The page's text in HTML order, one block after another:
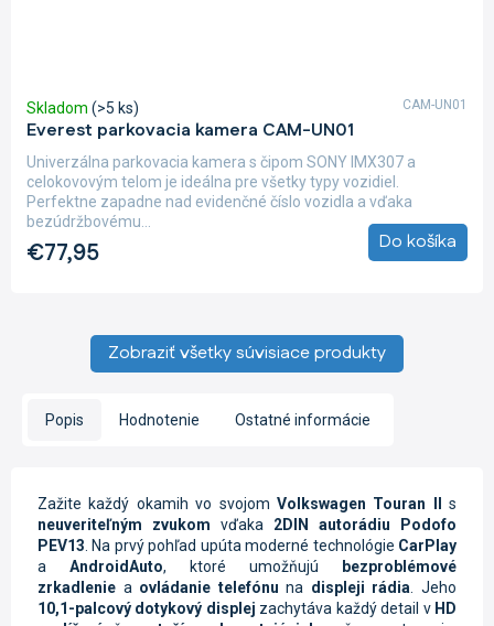
Everest parkovacia kamera CAM-UN01
Skladom (>5 ks)
€77,95 Do košíka
Univerzálna parkovacia kamera s čipom SONY IMX307 a
celokovovým telom je ideálna pre všetky typy vozidiel.
Perfektne zapadne nad evidenčné číslo vozidla a vďaka
bezúdržbovému...
CAM-UN01
Zobraziť všetky súvisiace produkty
Popis Hodnotenie Ostatné informácie
Zažite každý okamih vo svojom Volkswagen Touran II
s
neuveriteľným zvukom vďaka 2DIN autorádiu Podofo
PEV13 . Na prvý pohľad upúta moderné technológie CarPlay
a AndroidAuto, ktoré umožňujú
bezproblémové
zrkadlenie a ovládanie telefónu na displeji rádia . Jeho
10,1-palcový dotykový displej zachytáva každý detail v HD